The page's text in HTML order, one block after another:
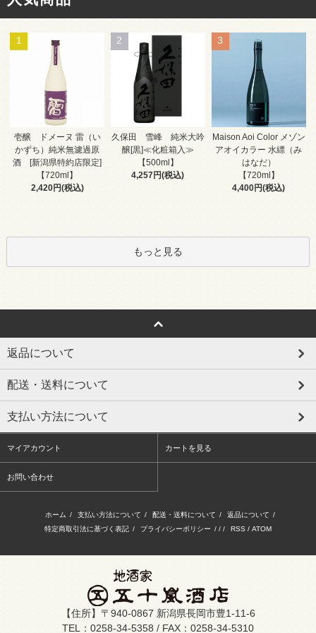
1
壱醸 ドメーヌ 雷（い
かずち）純米無濾過原
酒 [新潟県特約店限定]
【720ml】
2,420円(税込)
2
久保田 雪峰 純米大吟
醸[黒]≪化粧箱入≫
【500ml】
4,257円(税込)
3
Maison Aoi Color メゾン
アオイカラー 水縹（み
はなだ）
【720ml】
4,400円(税込)
もっと見る
返品について
配送・送料について
支払い方法について
マイアカウント カートを見る
お問い合わせ
ホーム / 支払い方法について / 配送・送料について / 返品について /
特定商取引法に基づく表記 / プライバシーポリシー / / / RSS / ATOM
【住所】〒940-0867 新潟県長岡市豊1-11-6
TEL：0258-34-5358 / FAX：0258-34-5310